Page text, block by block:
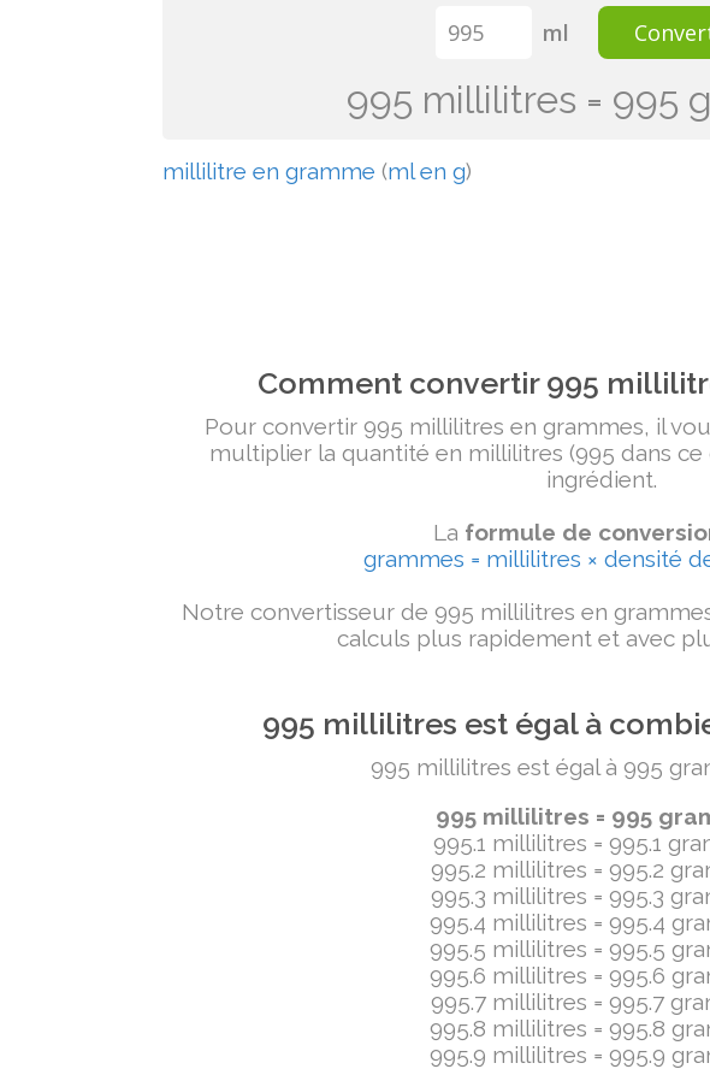
ml
995 millilitres = 995
millilitre en gramme (ml en g)
Comment convertir 995
Pour convertir 995 millilitres en grammes, il
multiplier la quantité en millilitres (995 dans ce
ingrédient.
La formule de
grammes = millilitres × densité
Notre convertisseur de 995 millilitres en
calculs plus rapidement et avec
995 millilitres est égal à
995 millilitres est égal à 995
995 millilitres = 995
995.1 millilitres = 995.1
995.2 millilitres = 995.2
995.3 millilitres = 995.3
995.4 millilitres = 995.4
995.5 millilitres = 995.5
995.6 millilitres = 995.6
995.7 millilitres = 995.7
995.8 millilitres = 995.8
995.9 millilitres = 995.9